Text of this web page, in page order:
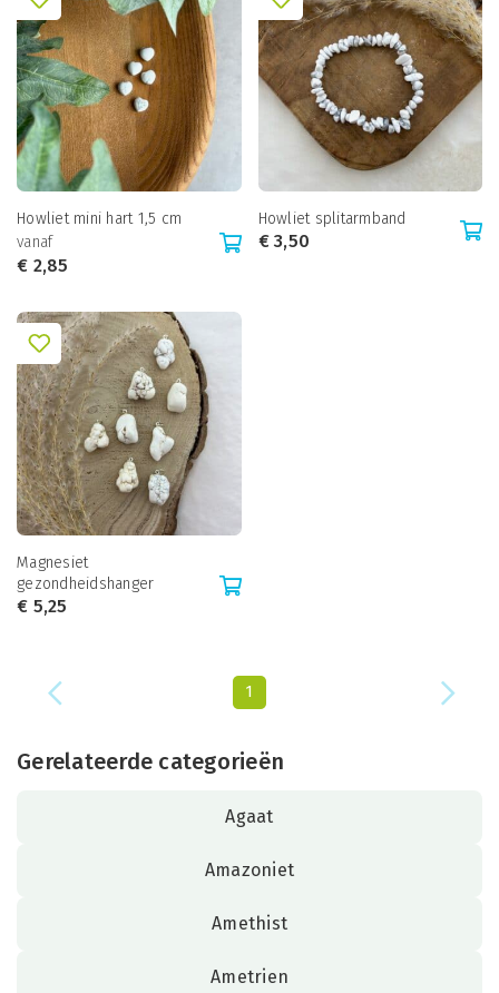
Howliet mini hart 1,5 cm
vanaf
€ 2,85
Howliet splitarmband
€3,50
Magnesiet
gezondheidshanger
€ 5,25
1
Gerelateerde categorieën
Agaat
Amazoniet
Amethist
Ametrien